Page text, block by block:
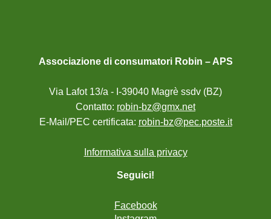
Associazione di consumatori Robin – APS
Via Lafot 13/a - I-39040 Magrè ssdv (BZ)
Contatto: robin-bz@gmx.net
E-Mail/PEC certificata: robin-bz@pec.poste.it
Informativa sulla privacy
Seguici!
Facebook